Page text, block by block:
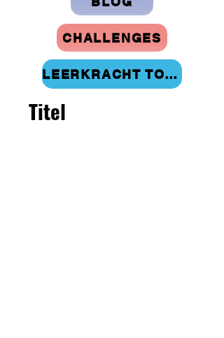
CHALLENGES
LEERKRACHT TOOLS
Titel